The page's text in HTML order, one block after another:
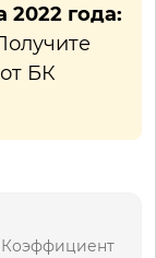
2022 года:
от БК
Коэффициент